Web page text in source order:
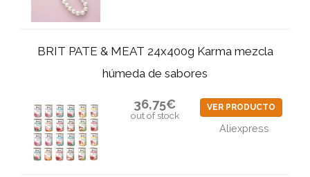
BRIT PATE & MEAT 24x400g Karma mezcla
húmeda de sabores
36,75€
out of stock
VER PRODUCTO
Aliexpress